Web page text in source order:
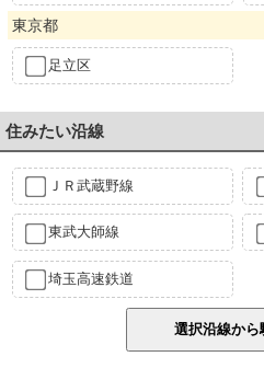
東京都
足立区
住みたい沿線
ＪＲ武蔵野線
東武大師線
埼玉高速鉄道